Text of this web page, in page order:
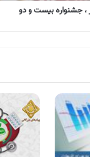
، جشنواره بیست و دو